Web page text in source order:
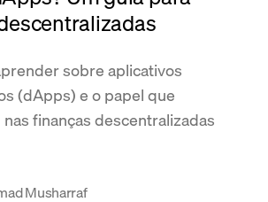
sobre aplicativos
(dApps) e o papel que
finanças descentralizadas
Musharraf